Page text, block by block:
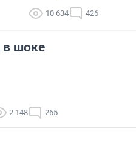
10 634 426
в шоке
2 148 265